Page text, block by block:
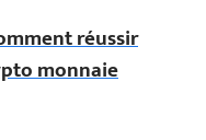
réussir
monnaie